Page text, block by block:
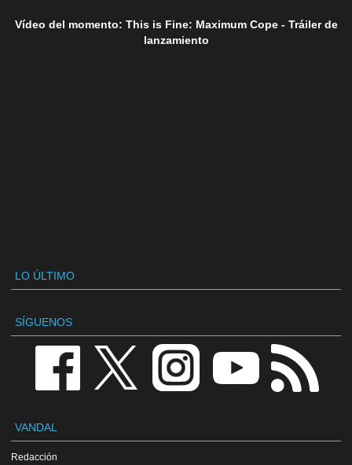
Vídeo del momento: This is Fine: Maximum Cope - Tráiler de
lanzamiento
LO ÚLTIMO
SÍGUENOS
VANDAL
Redacción